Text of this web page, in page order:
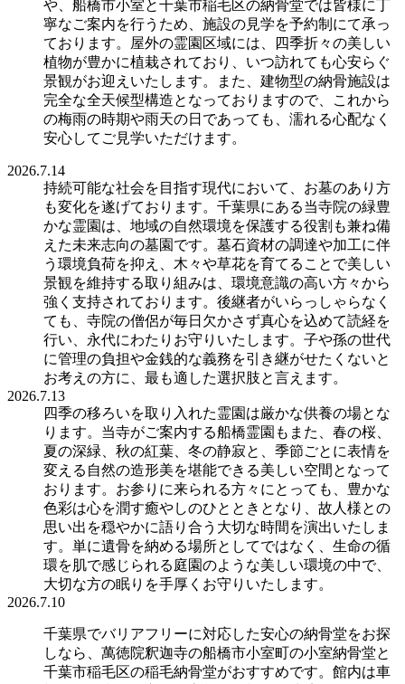
や、船橋市小室と千葉市稲毛区の納骨堂では皆様に丁
寧なご案内を行うため、施設の見学を予約制にて承っ
ております。屋外の霊園区域には、四季折々の美しい
植物が豊かに植栽されており、いつ訪れても心安らぐ
景観がお迎えいたします。また、建物型の納骨施設は
完全な全天候型構造となっておりますので、これから
の梅雨の時期や雨天の日であっても、濡れる心配なく
安心してご見学いただけます。
2026.7.14
持続可能な社会を目指す現代において、お墓のあり方
も変化を遂げております。千葉県にある当寺院の緑豊
かな霊園は、地域の自然環境を保護する役割も兼ね備
えた未来志向の墓園です。墓石資材の調達や加工に伴
う環境負荷を抑え、木々や草花を育てることで美しい
景観を維持する取り組みは、環境意識の高い方々から
強く支持されております。後継者がいらっしゃらなく
ても、寺院の僧侶が毎日欠かさず真心を込めて読経を
行い、永代にわたりお守りいたします。子や孫の世代
に管理の負担や金銭的な義務を引き継がせたくないと
お考えの方に、最も適した選択肢と言えます。
2026.7.13
四季の移ろいを取り入れた霊園は厳かな供養の場とな
ります。当寺がご案内する船橋霊園もまた、春の桜、
夏の深緑、秋の紅葉、冬の静寂と、季節ごとに表情を
変える自然の造形美を堪能できる美しい空間となって
おります。お参りに来られる方々にとっても、豊かな
色彩は心を潤す癒やしのひとときとなり、故人様との
思い出を穏やかに語り合う大切な時間を演出いたしま
す。単に遺骨を納める場所としてではなく、生命の循
環を肌で感じられる庭園のような美しい環境の中で、
大切な方の眠りを手厚くお守りいたします。
2026.7.10
千葉県でバリアフリーに対応した安心の納骨堂をお探
しなら、萬徳院釈迦寺の船橋市小室町の小室納骨堂と
千葉市稲毛区の稲毛納骨堂がおすすめです。館内は車